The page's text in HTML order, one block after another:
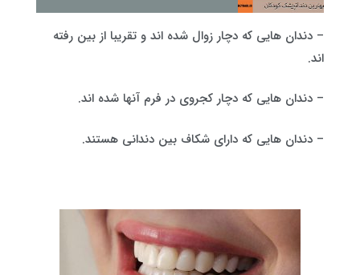
– دندان هایی که دچار زوال شده اند و تقریبا از بین رفته
اند.
– دندان هایی که دچار کجروی در فرم آنها شده اند.
– دندان هایی که دارای شکاف بین دندانی هستند.